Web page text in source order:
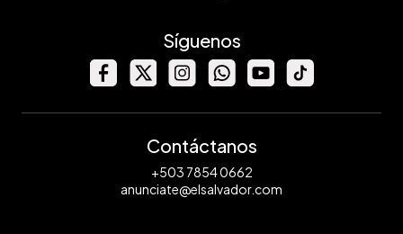
Síguenos
Contáctanos
+503 7854 0662
anunciate@elsalvador.com